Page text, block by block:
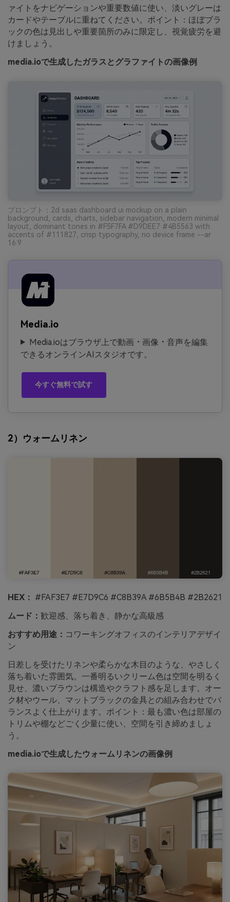
ァイトをナビゲーションや重要数値に使い、淡いグレーは
カードやテーブルに重ねてください。ポイント：ほぼブラ
ックの色は見出しや重要箇所のみに限定し、視覚疲労を避
けましょう。
media.ioで生成したガラスとグラファイトの画像例
プロンプト：2d saas dashboard ui mockup on a plain
background, cards, charts, sidebar navigation, modern minimal
layout, dominant tones in #F5F7FA #D9DEE7 #4B5563 with
accents of #111827, crisp typography, no device frame --ar
16:9
Media.io
Media.ioはブラウザ上で動画・画像・音声を編集
できるオンラインAIスタジオです。
今すぐ無料で試す
2）ウォームリネン
HEX： #FAF3E7 #E7D9C6 #C8B39A #6B5B4B #2B2621
ムード： 歓迎感、落ち着き、静かな高級感
おすすめ用途： コワーキングオフィスのインテリアデザイ
ン
日差しを受けたリネンや柔らかな木目のような、やさしく
落ち着いた雰囲気。一番明るいクリーム色は空間を明るく
見せ、濃いブラウンは構造やクラフト感を足します。オー
ク材やウール、マットブラックの金具との組み合わせでバ
ランスよく仕上がります。ポイント：最も濃い色は部屋の
トリムや棚などごく少量に使い、空間を引き締めましょ
う。
media.ioで生成したウォームリネンの画像例